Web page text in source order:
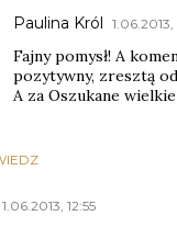
Paulina Król 1.06.2013,
Fajny pomysł! A
pozytywny, zresztą
A za Oszukane
1.06.2013, 12:55